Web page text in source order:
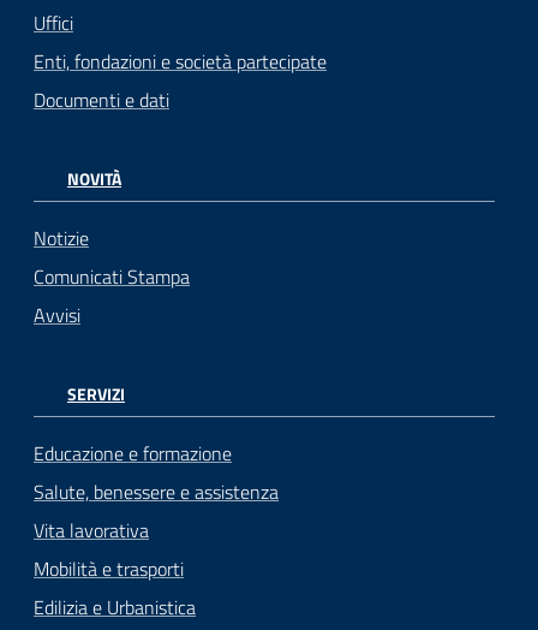
Uffici
Enti, fondazioni e società partecipate
Documenti e dati
NOVITÀ
Notizie
Comunicati Stampa
Avvisi
SERVIZI
Educazione e formazione
Salute, benessere e assistenza
Vita lavorativa
Mobilità e trasporti
Edilizia e Urbanistica